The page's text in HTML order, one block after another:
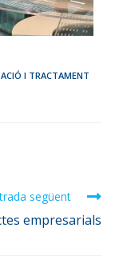
I TRACTAMENT
següent
empresarials